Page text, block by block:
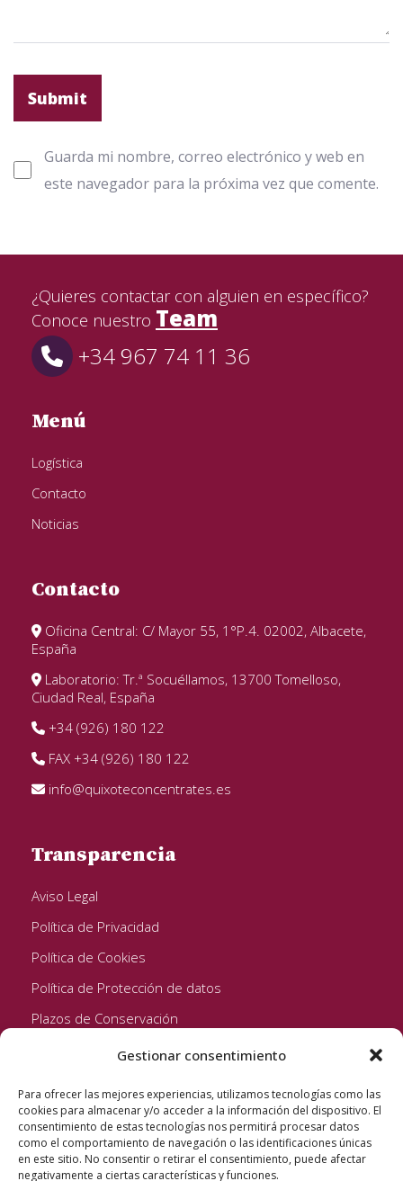
Gestionar consentimiento
Para ofrecer las mejores experiencias, utilizamos tecnologías como las
cookies para almacenar y/o acceder a la información del dispositivo. El
consentimiento de estas tecnologías nos permitirá procesar datos
como el comportamiento de navegación o las identificaciones únicas
en este sitio. No consentir o retirar el consentimiento, puede afectar
negativamente a ciertas características y funciones.
Guarda mi nombre, correo electrónico y web en
este navegador para la próxima vez que comente.
¿Quieres contactar con alguien en específico?
Conoce nuestro Team
+34 967 74 11 36
Menú
Logística
Contacto
Noticias
Contacto
Oficina Central: C/ Mayor 55, 1°P.4. 02002, Albacete,
España
Laboratorio: Tr.ª Socuéllamos, 13700 Tomelloso,
Ciudad Real, España
+34 (926) 180 122
FAX +34 (926) 180 122
info@quixoteconcentrates.es
Transparencia
Aviso Legal
Política de Privacidad
Política de Cookies
Política de Protección de datos
Plazos de Conservación
Seguinos!